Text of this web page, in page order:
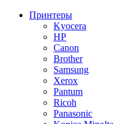
Принтеры
Kyocera
HP
Canon
Brother
Samsung
Xerox
Pantum
Ricoh
Panasonic